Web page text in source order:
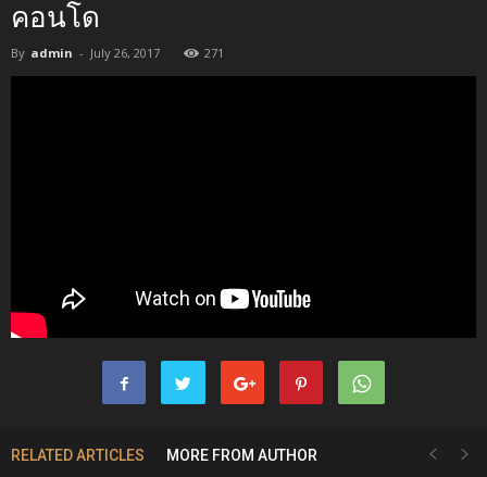
คอนโด
By admin - July 26, 2017 271
RELATED ARTICLES MORE FROM AUTHOR